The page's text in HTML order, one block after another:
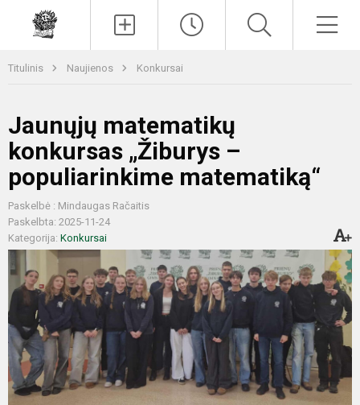
Titulinis Naujienos Konkursai
Jaunųjų matematikų
konkursas „Žiburys –
populiarinkime matematiką“
Paskelbė : Mindaugas Račaitis
Paskelbta: 2025-11-24
Kategorija: Konkursai